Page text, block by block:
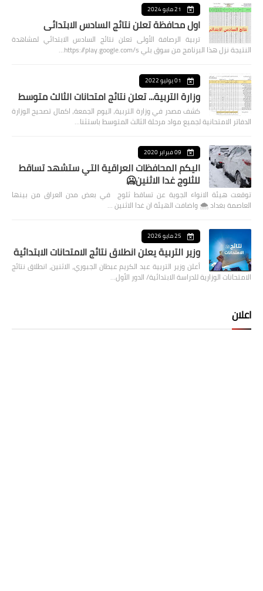
21 مايو 2024
اول محافظة تعلن نتائج السادس الابتدائي
تربية الرصافة الأولى تعلن نتائج السادس الابتدائي لمشاهدة
النتيجة نزل هذا البرنامج من سوق بلي https://play.google.com/s…
01 يوليو 2022
وزارة التربية... تعلن نتائج امتحانات الثالث متوسط
كشف مصدر في وزارة التربية، اليوم الجمعة، اكمال تصحيح الوزارة
الدفاتر الامتحانية لجميع مواد مرحلة الثالث المتوسط باستثنا…
09 فبراير 2020
اليكم المحافظات العراقية التي ستشهد تساقط
للثلوج غدا الاثنين🥶
توقعت هيئة الانواء الجوية عن تساقط ثلوج في بعض مدن العراق من بينها
العاصمة بغداد ⁦🌨️⁩ واضافت الهيئة ان غدا الاثنين …
25 مايو 2026
وزير التربية يعلن انطلاق نتائج الامتحانات الابتدائية
أعلن وزير التربية عبد الكريم عبطان الجبوري، الاثنين، انطلاق نتائج
الامتحانات الوزارية للدراسة الابتدائية/ الدور الأول…
اعلان